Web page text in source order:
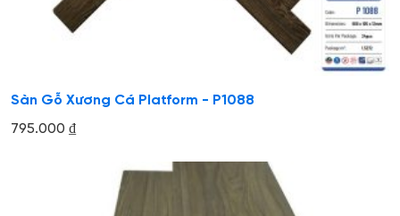
Sàn Gỗ Xương Cá Platform - P1088
795.000 ₫